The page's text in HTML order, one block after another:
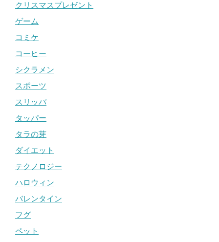
クリスマスプレゼント
ゲーム
コミケ
コーヒー
シクラメン
スポーツ
スリッパ
タッパー
タラの芽
ダイエット
テクノロジー
ハロウィン
バレンタイン
フグ
ペット